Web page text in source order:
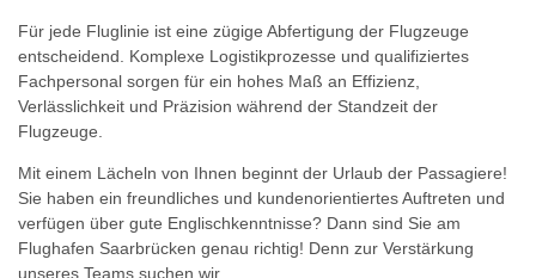
Für jede Fluglinie ist eine zügige Abfertigung der Flugzeuge
entscheidend. Komplexe Logistikprozesse und qualifiziertes
Fachpersonal sorgen für ein hohes Maß an Effizienz,
Verlässlichkeit und Präzision während der Standzeit der
Flugzeuge.
Mit einem Lächeln von Ihnen beginnt der Urlaub der Passagiere!
Sie haben ein freundliches und kundenorientiertes Auftreten und
verfügen über gute Englischkenntnisse? Dann sind Sie am
Flughafen Saarbrücken genau richtig! Denn zur Verstärkung
unseres Teams suchen wir